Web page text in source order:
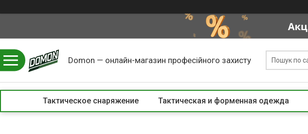
Domon — онлайн-магазин професійного захисту
Тактическое снаряжение Тактическая и форменная одежда